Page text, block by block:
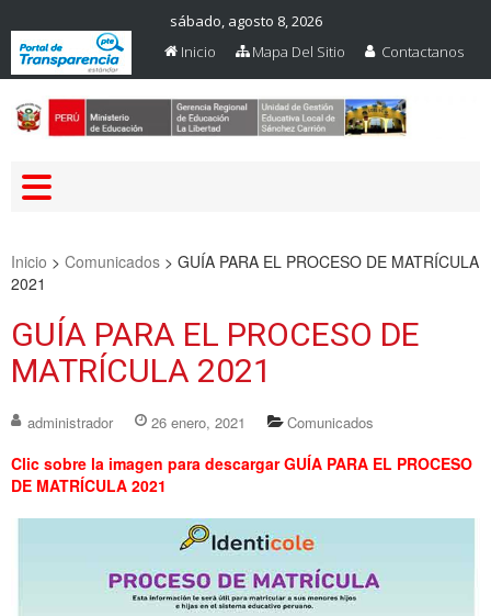
sábado, agosto 8, 2026
Inicio
Mapa Del Sitio Contactanos
Inicio > Comunicados > GUÍA PARA EL PROCESO DE MATRÍCULA
2021
GUÍA PARA EL PROCESO DE
MATRÍCULA 2021
administrador 26 enero, 2021 Comunicados
Clic sobre la imagen para descargar GUÍA PARA EL PROCESO
DE MATRÍCULA 2021